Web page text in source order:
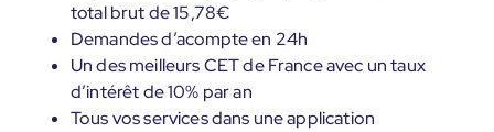
total brut de 15,78€
Demandes d’acompte en 24h
Un des meilleurs CET de France avec un taux
d’intérêt de 10% par an
Tous vos services dans une application